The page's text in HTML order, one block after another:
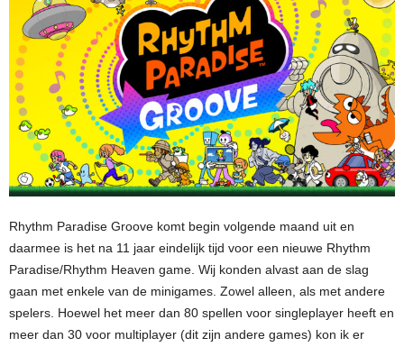
Rhythm Paradise Groove komt begin volgende maand uit en
daarmee is het na 11 jaar eindelijk tijd voor een nieuwe Rhythm
Paradise/Rhythm Heaven game. Wij konden alvast aan de slag
gaan met enkele van de minigames. Zowel alleen, als met andere
spelers. Hoewel het meer dan 80 spellen voor singleplayer heeft en
meer dan 30 voor multiplayer (dit zijn andere games) kon ik er